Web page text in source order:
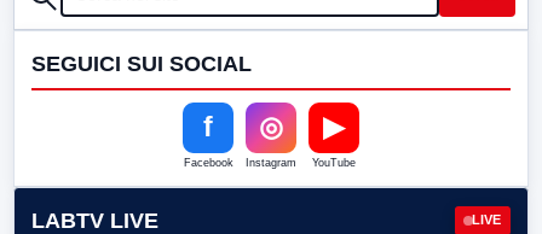
SEGUICI SUI SOCIAL
f
Facebook
◎
Instagram
▶
YouTube
LABTV LIVE LIVE